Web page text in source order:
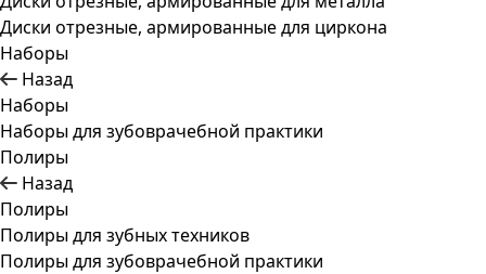
Диски отрезные, армированные для циркона
Наборы
Назад
Наборы
Наборы для зубоврачебной практики
Полиры
Назад
Полиры
Полиры для зубных техников
Полиры для зубоврачебной практики